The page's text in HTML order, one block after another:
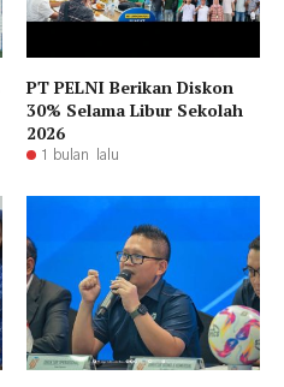
PT PELNI Berikan Diskon
30% Selama Libur Sekolah
2026
1 bulan lalu